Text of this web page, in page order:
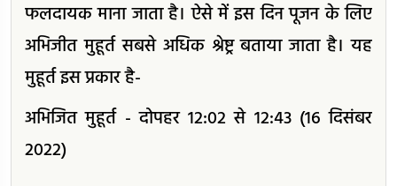
फलदायक माना जाता है। ऐसे में इस दिन पूजन के लिए
अभिजीत मुहूर्त सबसे अधिक श्रेष्ट्र बताया जाता है। यह
मुहूर्त इस प्रकार है-
अभिजित मुहूर्त - दोपहर 12:02 से 12:43 (16 दिसंबर
2022)